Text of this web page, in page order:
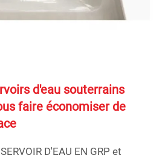
d'eau souterrains
faire économiser de
D'EAU EN GRP et